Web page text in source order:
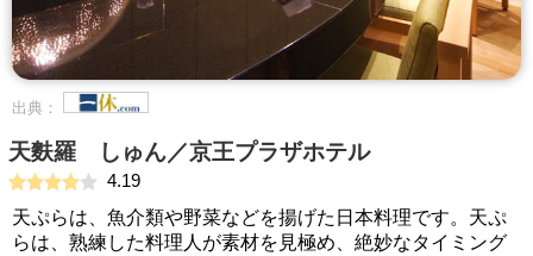
出典：
天麩羅 しゅん／京王プラザホテル
4.19
天ぷらは、魚介類や野菜などを揚げた日本料理です。天ぷ
らは、熟練した料理人が素材を見極め、絶妙なタイミング